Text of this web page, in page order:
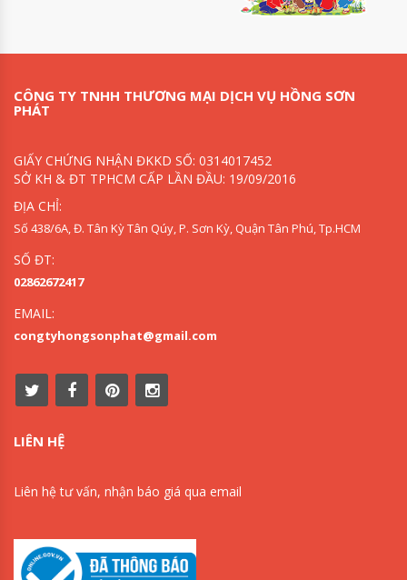
CÔNG TY TNHH THƯƠNG MẠI DỊCH VỤ HỒNG SƠN
PHÁT
GIẤY CHỨNG NHẬN ĐKKD SỐ: 0314017452
SỞ KH & ĐT TPHCM CẤP LẦN ĐẦU: 19/09/2016
ĐỊA CHỈ:
Số 438/6A, Đ. Tân Kỳ Tân Qúy, P. Sơn Kỳ, Quận Tân Phú, Tp.HCM
SỐ ĐT:
02862672417
EMAIL:
congtyhongsonphat@gmail.com
LIÊN HỆ
Liên hệ tư vấn, nhận báo giá qua email